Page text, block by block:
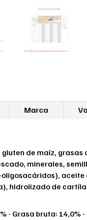
Marca
de maíz,
minerales,
hidrolizado de
Grasa bruta: 14,0%